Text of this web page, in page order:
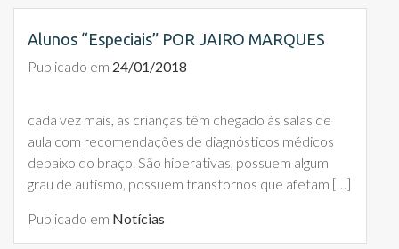
Alunos “especiais” POR JAIRO MARQUES
Publicado em 24/01/2018
cada vez mais, as crianças têm chegado às salas de
aula com recomendações de diagnósticos médicos
debaixo do braço. São hiperativas, possuem algum
grau de autismo, possuem transtornos que afetam […]
Publicado em Notícias